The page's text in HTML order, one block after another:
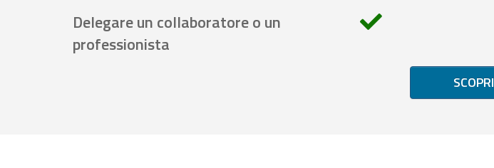
Delegare un collaboratore o un
professionista
SCOPRI